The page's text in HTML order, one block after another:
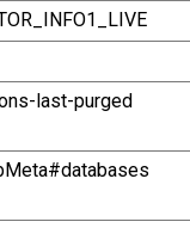
last-purged